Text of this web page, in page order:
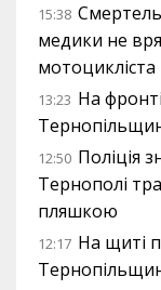
15:38
медики не
мотоцикліста
13:23 На
12:50 Поліція
Тернополі
пляшкою
12:17 На щиті